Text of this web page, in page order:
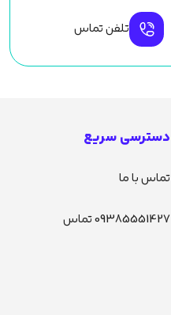
تلفن تماس
دسترسی سریع
تماس با ما
09385551427 تماس